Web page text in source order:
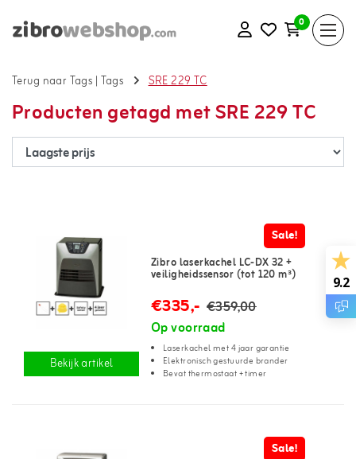
0
Terug naar Tags | Tags SRE 229 TC
Producten getagd met SRE 229 TC
Bekijk artikel
Sale!
Zibro laserkachel LC-DX 32 +
veiligheidssensor (tot 120 m³)
€335,- €359,00
Op voorraad
Laserkachel met 4 jaar garantie
Elektronisch gestuurde brander
Bevat thermostaat + timer
Sale!
9.2